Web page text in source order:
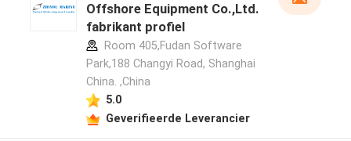
Offshore Equipment Co.,Ltd.
fabrikant profiel
Room 405,Fudan Software
Park,188 Changyi Road, Shanghai
China. ,China
5.0
Geverifieerde Leverancier